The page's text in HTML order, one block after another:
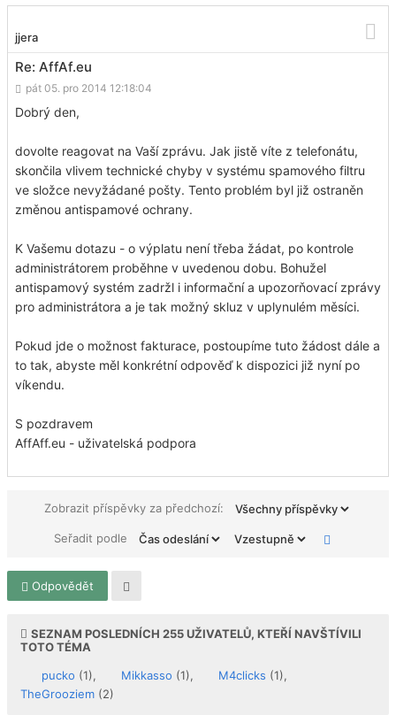
jjera
Re: AffAf.eu
pát 05. pro 2014 12:18:04
Dobrý den,
dovolte reagovat na Vaší zprávu. Jak jistě víte z telefonátu,
skončila vlivem technické chyby v systému spamového filtru
ve složce nevyžádané pošty. Tento problém byl již ostraněn
změnou antispamové ochrany.
K Vašemu dotazu - o výplatu není třeba žádat, po kontrole
administrátorem proběhne v uvedenou dobu. Bohužel
antispamový systém zadržl i informační a upozorňovací zprávy
pro administrátora a je tak možný skluz v uplynulém měsíci.
Pokud jde o možnost fakturace, postoupíme tuto žádost dále a
to tak, abyste měl konkrétní odpověď k dispozici již nyní po
víkendu.
S pozdravem
AffAff.eu - uživatelská podpora
Zobrazit příspěvky za předchozí:
Seřadit podle
Odpovědět
SEZNAM POSLEDNÍCH 255UŽIVATELŮ, KTEŘÍ NAVŠTÍVILI
TOTO TÉMA
pucko (1), Mikkasso (1), M4clicks (1),
TheGrooziem (2)